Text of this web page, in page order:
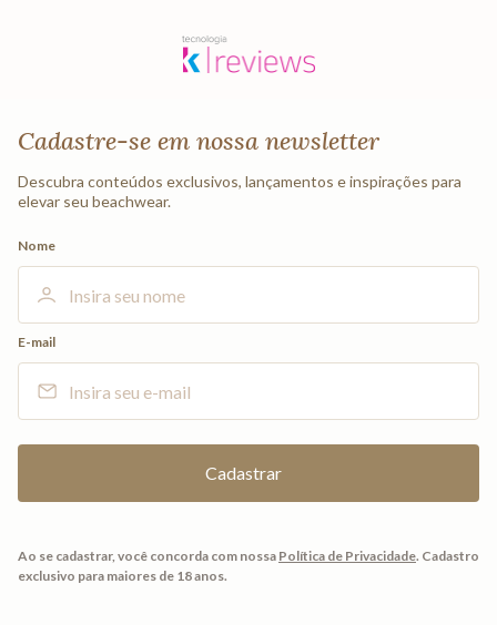
Cadastre-se em nossa newsletter
Descubra conteúdos exclusivos, lançamentos e inspirações para
elevar seu beachwear.
Nome
E-mail
Ao se cadastrar, você concorda com nossa Política de Privacidade. Cadastro
exclusivo para maiores de 18 anos.